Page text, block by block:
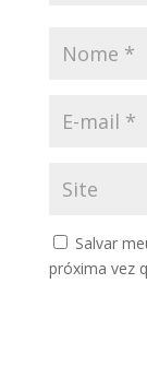
Salvar
próxima vez